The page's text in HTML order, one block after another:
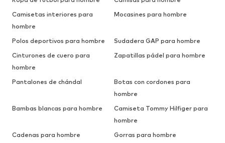
Camisetas interiores para
hombre
Mocasines para hombre
Polos deportivos para hombre
Sudadera GAP para hombre
Cinturones de cuero para
hombre
Zapatillas pádel para hombre
Pantalones de chándal
Botas con cordones para
hombre
Bambas blancas para hombre
Camiseta Tommy Hilfiger para
hombre
Cadenas para hombre
Gorras para hombre